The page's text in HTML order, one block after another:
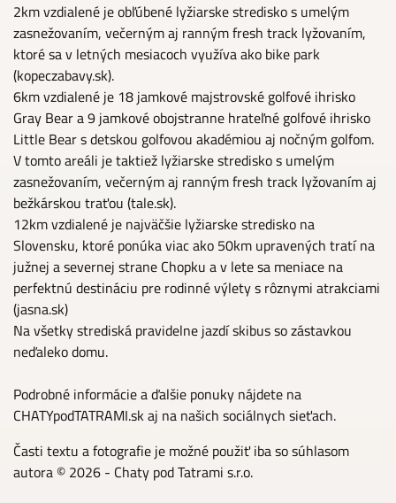
2km vzdialené je obľúbené lyžiarske stredisko s umelým
zasnežovaním, večerným aj ranným fresh track lyžovaním,
ktoré sa v letných mesiacoch využíva ako bike park
(kopeczabavy.sk).
6km vzdialené je 18 jamkové majstrovské golfové ihrisko
Gray Bear a 9 jamkové obojstranne hrateľné golfové ihrisko
Little Bear s detskou golfovou akadémiou aj nočným golfom.
V tomto areáli je taktiež lyžiarske stredisko s umelým
zasnežovaním, večerným aj ranným fresh track lyžovaním aj
bežkárskou traťou (tale.sk).
12km vzdialené je najväčšie lyžiarske stredisko na
Slovensku, ktoré ponúka viac ako 50km upravených tratí na
južnej a severnej strane Chopku a v lete sa meniace na
perfektnú destináciu pre rodinné výlety s rôznymi atrakciami
(jasna.sk)
Na všetky strediská pravidelne jazdí skibus so zástavkou
neďaleko domu.
Podrobné informácie a ďalšie ponuky nájdete na
CHATYpodTATRAMI.sk aj na našich sociálnych sieťach.
Časti textu a fotografie je možné použiť iba so súhlasom
autora © 2026 - Chaty pod Tatrami s.r.o.